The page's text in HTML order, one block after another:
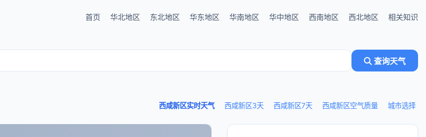
首页 华北地区 东北地区 华东地区 华南地区 华中地区 西南地区 西北地区 相关知识
查询天气
西咸新区实时天气 西咸新区3天 西咸新区7天 西咸新区空气质量 城市选择